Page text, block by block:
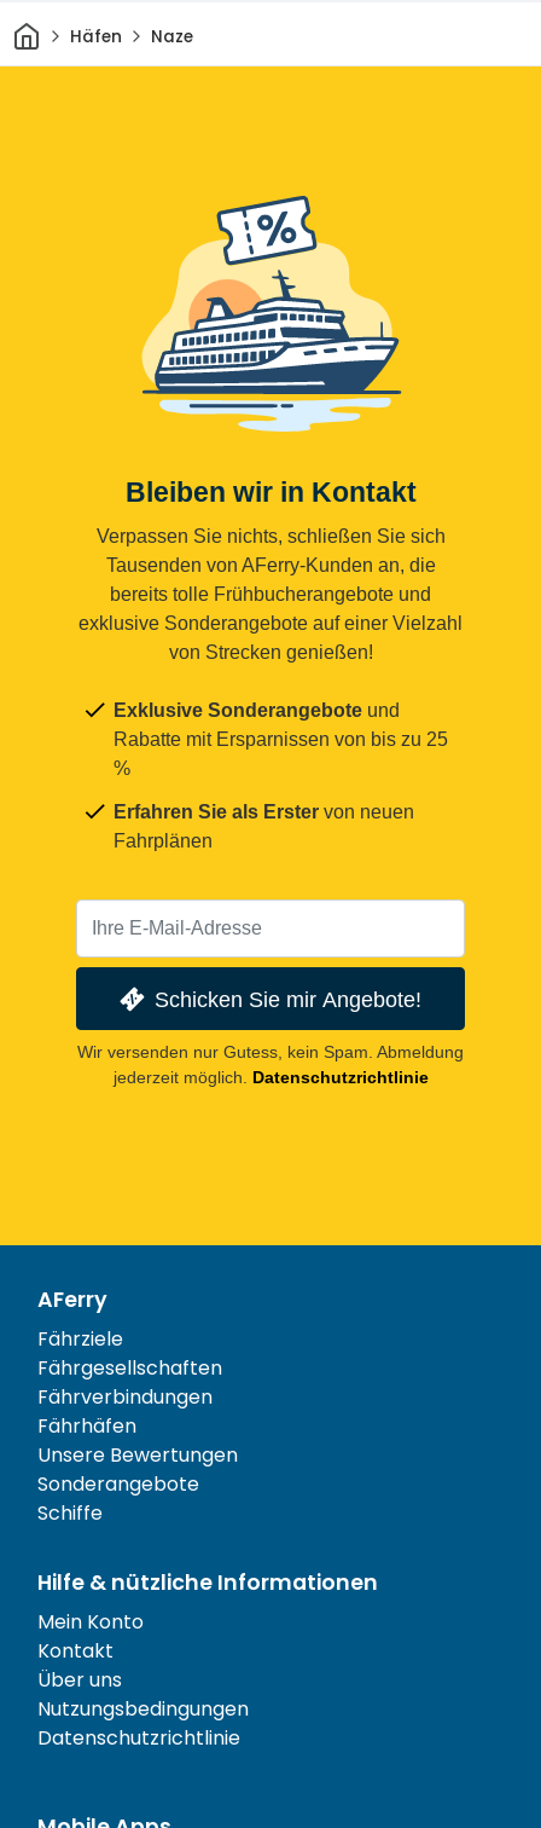
HeimHäfen Naze
Bleiben wir in Kontakt
Verpassen Sie nichts, schließen Sie sich
Tausenden von AFerry-Kunden an, die
bereits tolle Frühbucherangebote und
exklusive Sonderangebote auf einer Vielzahl
von Strecken genießen!
Exklusive Sonderangebote und
Rabatte mit Ersparnissen von bis zu 25
%
Erfahren Sie als Erster von neuen
Fahrplänen
Schicken Sie mir Angebote!
Wir versenden nur Gutess, kein Spam. Abmeldung
jederzeit möglich.
Datenschutzrichtlinie
AFerry
Fährziele
Fährgesellschaften
Fährverbindungen
Fährhäfen
Unsere Bewertungen
Sonderangebote
Schiffe
Hilfe & nützliche Informationen
Mein Konto
Kontakt
Über uns
Nutzungsbedingungen
Datenschutzrichtlinie